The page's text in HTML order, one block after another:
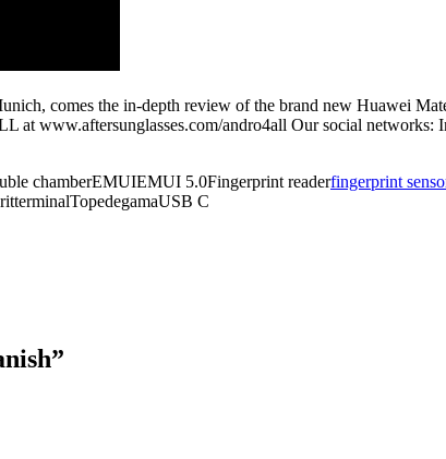
comes the in-depth review of the brand new Huawei
www.aftersunglasses.com/andro4all Our social
chamberEMUIEMUI 5.0Fingerprint readerfingerprint
C
”